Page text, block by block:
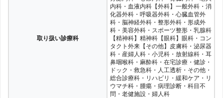
取り扱い診療科
内科・血液内科【外科】一般外科・消
化器外科・呼吸器外科・心臓血管外
科・脳神経外科・整形外科・形成外
科・美容外科・スポーツ整形・乳腺科
【精神科】精神科【眼科】眼科・コン
タクト外来【その他】皮膚科・泌尿器
科・産婦人科・小児科・放射線科・耳
鼻咽喉科・麻酔科・在宅診療・健診・
ドック・救急科・人工透析・その他・
総合診療科・リハビリ・緩和ケア・リ
ウマチ科・腫瘍・病理診断・科目不
問・老健施設・婦人科